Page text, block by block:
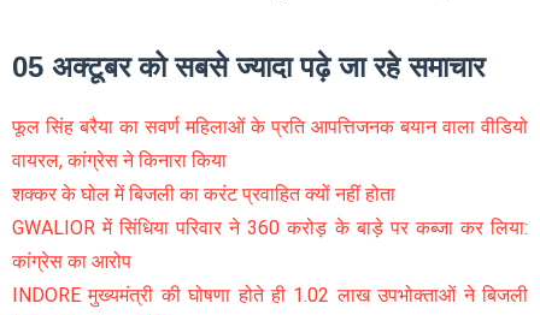
05 अक्टूबर को सबसे ज्यादा पढ़े जा रहे समाचार
फूल सिंह बरैया का सवर्ण महिलाओं के प्रति आपत्तिजनक बयान वाला वीडियो
वायरल, कांग्रेस ने किनारा किया
शक्कर के घोल में बिजली का करंट प्रवाहित क्यों नहीं होता
GWALIOR में सिंधिया परिवार ने 360 करोड़ के बाड़े पर कब्जा कर लिया:
कांग्रेस का आरोप
INDORE मुख्यमंत्री की घोषणा होते ही 1.02 लाख उपभोक्ताओं ने बिजली